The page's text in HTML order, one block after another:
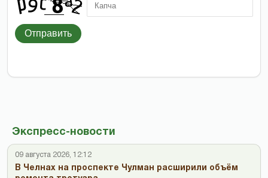
Экспресс-новости
09 августа 2026, 12:12
В Челнах на проспекте Чулман расширили объём
Отправить